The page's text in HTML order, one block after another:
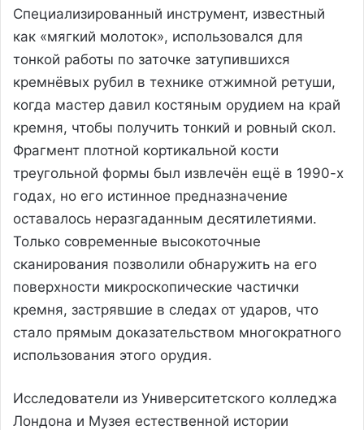
Специализированный инструмент, известный
как «мягкий молоток», использовался для
тонкой работы по заточке затупившихся
кремнёвых рубил в технике отжимной ретуши,
когда мастер давил костяным орудием на край
кремня, чтобы получить тонкий и ровный скол.
Фрагмент плотной кортикальной кости
треугольной формы был извлечён ещё в 1990-х
годах, но его истинное предназначение
оставалось неразгаданным десятилетиями.
Только современные высокоточные
сканирования позволили обнаружить на его
поверхности микроскопические частички
кремня, застрявшие в следах от ударов, что
стало прямым доказательством многократного
использования этого орудия.
Исследователи из Университетского колледжа
Лондона и Музея естественной истории